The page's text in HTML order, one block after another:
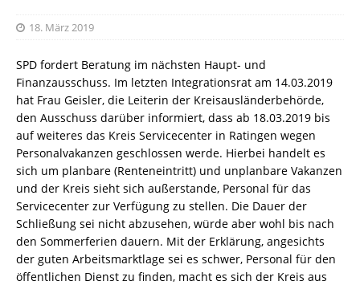
18. März 2019
SPD fordert Beratung im nächsten Haupt- und
Finanzausschuss. Im letzten Integrationsrat am 14.03.2019
hat Frau Geisler, die Leiterin der Kreisausländerbehörde,
den Ausschuss darüber informiert, dass ab 18.03.2019 bis
auf weiteres das Kreis Servicecenter in Ratingen wegen
Personalvakanzen geschlossen werde. Hierbei handelt es
sich um planbare (Renteneintritt) und unplanbare Vakanzen
und der Kreis sieht sich außerstande, Personal für das
Servicecenter zur Verfügung zu stellen. Die Dauer der
Schließung sei nicht abzusehen, würde aber wohl bis nach
den Sommerferien dauern. Mit der Erklärung, angesichts
der guten Arbeitsmarktlage sei es schwer, Personal für den
öffentlichen Dienst zu finden, macht es sich der Kreis aus